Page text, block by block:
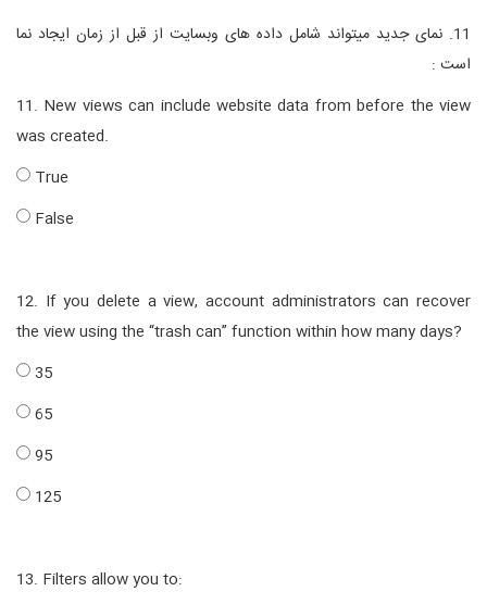
11. نمای جدید میتواند شامل داده های وبسایت از قبل از زمان ایجاد نما
است :
11. New views can include website data from before the view
was created.
True
False
12. If you delete a view, account administrators can recover
the view using the “trash can” function within how many days?
35
65
95
125
13. Filters allow you to: